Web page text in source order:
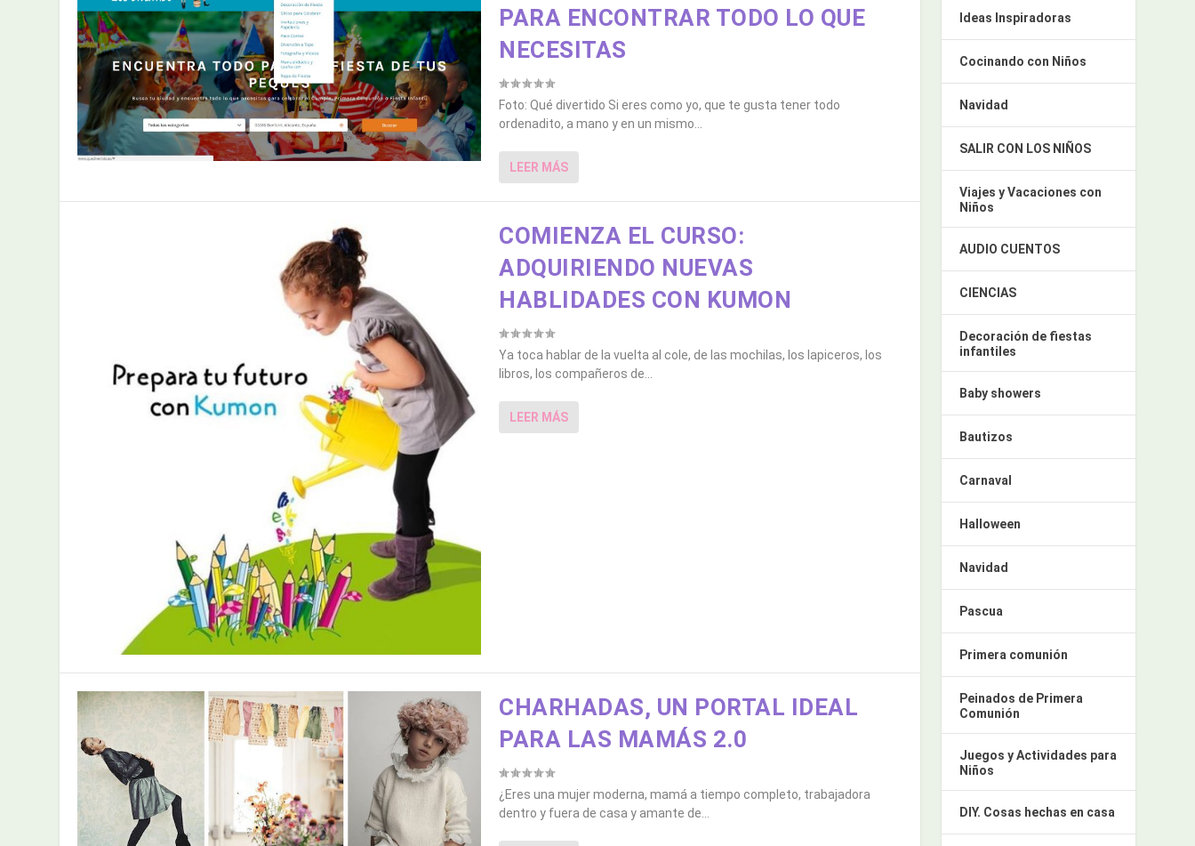
PARA ENCONTRAR TODO LO QUE
NECESITAS
Foto: Qué divertido Si eres como yo, que te gusta tener todo
ordenadito, a mano y en un mismo...
LEER MÁS
COMIENZA EL CURSO:
ADQUIRIENDO NUEVAS
HABLIDADES CON KUMON
Ya toca hablar de la vuelta al cole, de las mochilas, los lapiceros, los
libros, los compañeros de...
LEER MÁS
CHARHADAS, UN PORTAL IDEAL
PARA LAS MAMÁS 2.0
¿Eres una mujer moderna, mamá a tiempo completo, trabajadora
dentro y fuera de casa y amante de...
Ideas Inspiradoras
Cocinando con Niños
Navidad
SALIR CON LOS NIÑOS
Viajes y Vacaciones con
Niños
AUDIO CUENTOS
CIENCIAS
Decoración de fiestas
infantiles
Baby showers
Bautizos
Carnaval
Halloween
Navidad
Pascua
Primera comunión
Peinados de Primera
Comunión
Juegos y Actividades para
Niños
DIY. Cosas hechas en casa